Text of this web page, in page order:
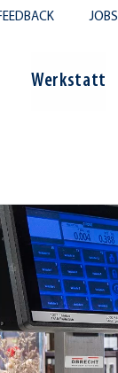
JOBS
Werkstatt